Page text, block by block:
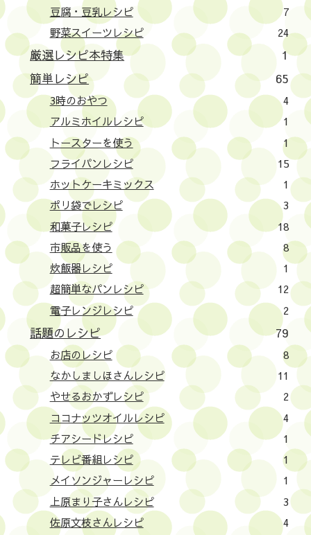
豆腐・豆乳レシピ
7
野菜スイーツレシピ
24
厳選レシピ本特集
1
簡単レシピ
65
3時のおやつ
4
アルミホイルレシピ
1
トースターを使う
1
フライパンレシピ
15
ホットケーキミックス
1
ポリ袋でレシピ
3
和菓子レシピ
18
市販品を使う
8
炊飯器レシピ
1
超簡単なパンレシピ
12
電子レンジレシピ
2
話題のレシピ 79
お店のレシピ
8
なかしましほさんレシピ
11
やせるおかずレシピ
2
ココナッツオイルレシピ
4
チアシードレシピ
1
テレビ番組レシピ
1
メイソンジャーレシピ
1
上原まり子さんレシピ
3
佐原文枝さんレシピ
4